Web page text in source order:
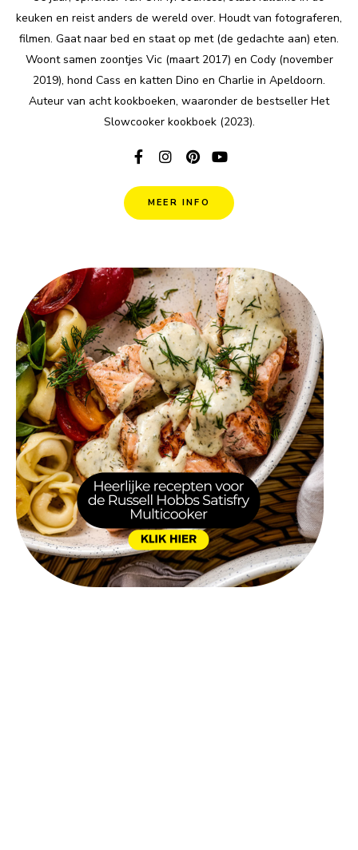
keuken en reist anders de wereld over. Houdt van fotograferen,
filmen. Gaat naar bed en staat op met (de gedachte aan) eten.
Woont samen zoontjes Vic (maart 2017) en Cody (november
2019), hond Cass en katten Dino en Charlie in Apeldoorn.
Auteur van acht kookboeken, waaronder de bestseller Het
Slowcooker kookboek (2023).
MEER INFO